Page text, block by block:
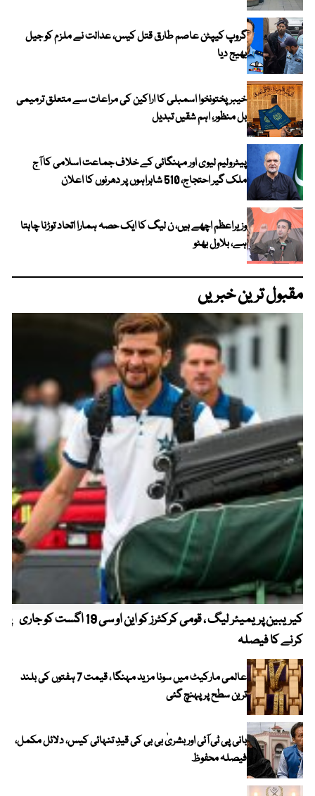
گروپ کیپٹن عاصم طارق قتل کیس، عدالت نے ملزم کو جیل
بھیج دیا
خیبرپختونخوا اسمبلی کا اراکین کی مراعات سے متعلق ترمیمی
بل منظور، اہم شقیں تبدیل
پیٹرولیم لیوی اور مہنگائی کے خلاف جماعت اسلامی کا آج
ملک گیر احتجاج، 510 شاہراہوں پر دھرنوں کا اعلان
وزیراعظم اچھے ہیں، ن لیگ کا ایک حصہ ہمارا اتحاد توڑنا چاہتا
ہے، بلاول بھٹو
مقبول ترین خبریں
کیریبین پریمیئر لیگ ، قومی کرکٹرز کو این او سی 19 اگست کو جاری
کرنے کا فیصلہ
عالمی مارکیٹ میں سونا مزید مہنگا ، قیمت 7 ہفتوں کی بلند
ترین سطح پر پہنچ گئی
بانی پی ٹی آئی اور بشریٰ بی بی کی قیدِ تنہائی کیس، دلائل مکمل،
فیصلہ محفوظ